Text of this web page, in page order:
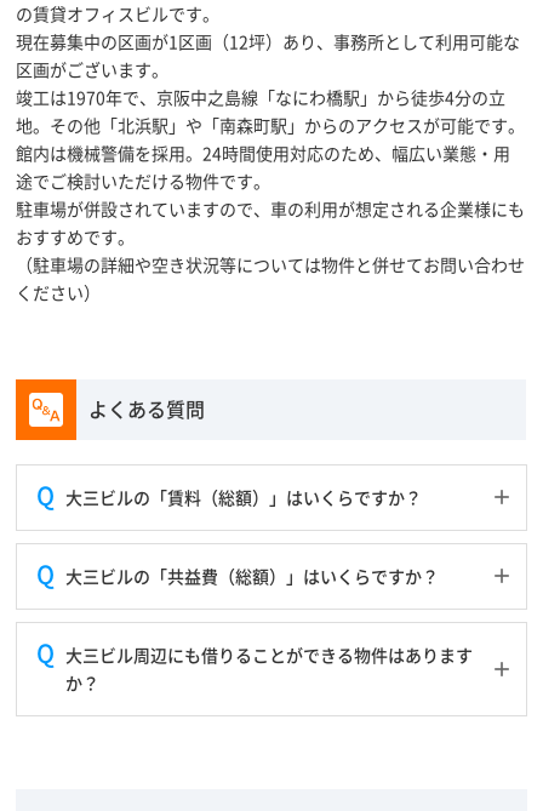
の賃貸オフィスビルです。
現在募集中の区画が1区画（12坪）あり、事務所として利用可能な
区画がございます。
竣工は1970年で、京阪中之島線「なにわ橋駅」から徒歩4分の立
地。その他「北浜駅」や「南森町駅」からのアクセスが可能です。
館内は機械警備を採用。24時間使用対応のため、幅広い業態・用
途でご検討いただける物件です。
駐車場が併設されていますので、車の利用が想定される企業様にも
おすすめです。
（駐車場の詳細や空き状況等については物件と併せてお問い合わせ
ください）
よくある質問
大三ビルの「賃料（総額）」はいくらですか？
大三ビルの「共益費（総額）」はいくらですか？
大三ビル周辺にも借りることができる物件はあります
か？